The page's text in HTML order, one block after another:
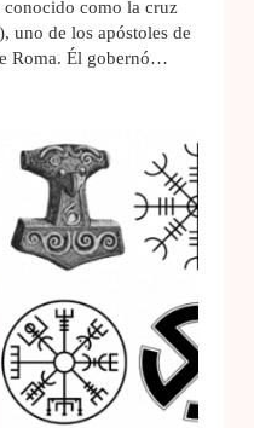
como la cruz
uno de los apóstoles de
Roma. Él gobernó…